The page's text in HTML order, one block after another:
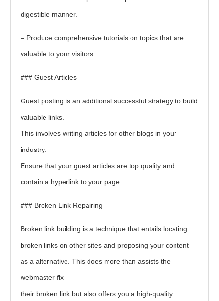
digestible manner.
– Produce comprehensive tutorials on topics that are
valuable to your visitors.
### Guest Articles
Guest posting is an additional successful strategy to build
valuable links.
This involves writing articles for other blogs in your
industry.
Ensure that your guest articles are top quality and
contain a hyperlink to your page.
### Broken Link Repairing
Broken link building is a technique that entails locating
broken links on other sites and proposing your content
as a alternative. This does more than assists the
webmaster fix
their broken link but also offers you a high-quality